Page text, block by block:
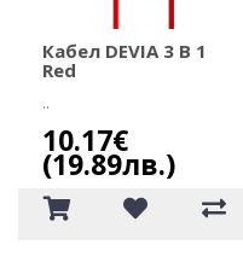
Кабел DEVIA 3 В 1
Red
..
10.17€
(19.89лв.)